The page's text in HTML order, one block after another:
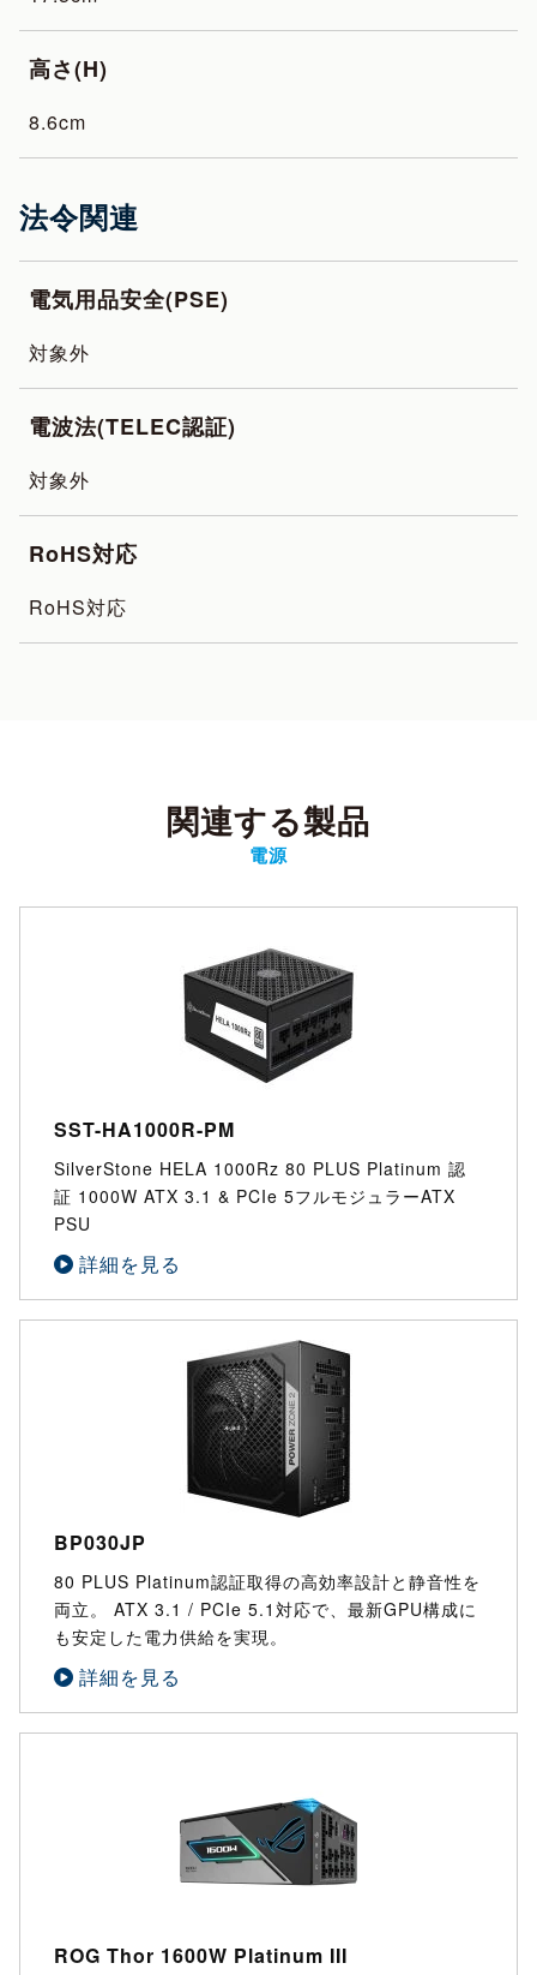
高さ(H)
8.6cm
法令関連
電気用品安全(PSE)
対象外
電波法(TELEC認証)
対象外
RoHS対応
RoHS対応
関連する製品
電源
SST-HA1000R-PM
SilverStone HELA 1000Rz 80 PLUS Platinum 認
証 1000W ATX 3.1 & PCIe 5フルモジュラーATX
PSU
詳細を見る
BP030JP
80 PLUS Platinum認証取得の高効率設計と静音性を
両立。 ATX 3.1 / PCIe 5.1対応で、最新GPU構成に
も安定した電力供給を実現。
詳細を見る
ROG Thor 1600W Platinum III